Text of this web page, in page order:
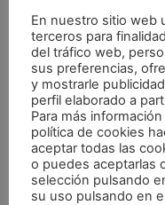
Linhares, Juninho…
vivir, así que por
Sobre Anaitasuna
linda, la tribuna, el
Por último tenía
verde: «Que se
vamos a dar todo
Después el
competir al máximo
En nuestro sitio web
terceros para
del tráfico web,
sus preferencias,
y mostrarle
perfil elaborado a
Para más
política de cookies
aceptar todas las
o puedes aceptarlas
selección pulsando
su uso pulsando en